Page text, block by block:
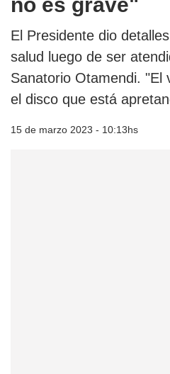
El Presidente dio
salud luego de ser
Sanatorio Otamendi. "El
el disco que está
15 de marzo 2023 - 10:13hs